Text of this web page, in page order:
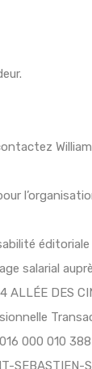
éditoriale
salarial
DES
000 010
SEBASTIEN-